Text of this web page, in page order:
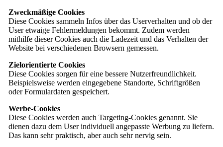
Zweckmäßige Cookies
Diese Cookies sammeln Infos über das Userverhalten und ob der
User etwaige Fehlermeldungen bekommt. Zudem werden
mithilfe dieser Cookies auch die Ladezeit und das Verhalten der
Website bei verschiedenen Browsern gemessen.
Zielorientierte Cookies
Diese Cookies sorgen für eine bessere Nutzerfreundlichkeit.
Beispielsweise werden eingegebene Standorte, Schriftgrößen
oder Formulardaten gespeichert.
Werbe-Cookies
Diese Cookies werden auch Targeting-Cookies genannt. Sie
dienen dazu dem User individuell angepasste Werbung zu liefern.
Das kann sehr praktisch, aber auch sehr nervig sein.